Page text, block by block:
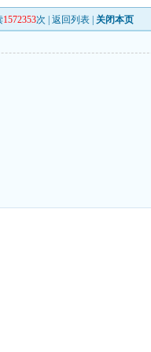
1572353次 |返回列表 关闭本页